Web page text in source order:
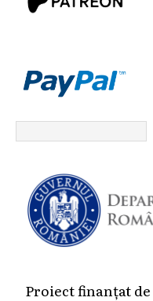
Proiect finanțat de